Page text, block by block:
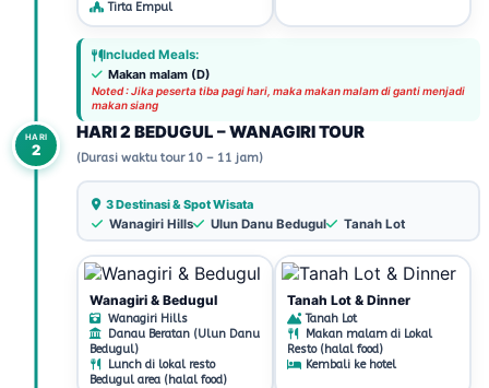
Tirta Empul
Included Meals:
Makan malam (D)
Noted : Jika peserta tiba pagi hari, maka makan malam di ganti menjadi
makan siang
HARI
2
HARI 2 BEDUGUL – WANAGIRI TOUR
(Durasi waktu tour 10 – 11 jam)
3 Destinasi & Spot Wisata
Wanagiri Hills
Ulun Danu Bedugul Tanah Lot
Wanagiri & Bedugul
Wanagiri Hills
Danau Beratan (Ulun Danu
Bedugul)
Lunch di lokal resto
Bedugul area (halal food)
Tanah Lot & Dinner
Tanah Lot
Makan malam di Lokal
Resto (halal food)
Kembali ke hotel